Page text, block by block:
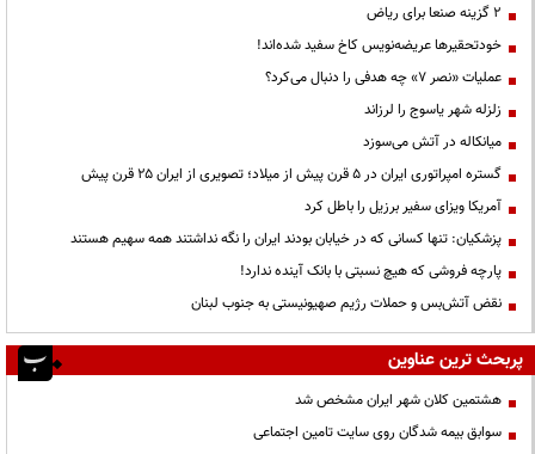
۲ گزینه صنعا برای ریاض
خودتحقیرها عریضه‌نویس کاخ سفید شده‌اند!
عملیات «نصر ۷» چه هدفی را دنبال می‌کرد؟
زلزله شهر یاسوج را لرزاند
میانکاله در آتش می‌سوزد
گستره امپراتوری ایران در ۵ قرن پیش از میلاد؛ تصویری از ایران ۲۵ قرن پیش
آمریکا ویزای سفیر برزیل را باطل کرد
پزشکیان: تنها کسانی که در خیابان بودند ایران را نگه نداشتند همه سهیم هستند
پارچه فروشی که هیچ نسبتی با بانک آینده ندارد!
نقض آتش‌بس و حملات رژیم صهیونیستی به جنوب لبنان
پربحث ترین عناوین
هشتمین کلان شهر ایران مشخص شد
سوابق بیمه شدگان روی سایت تامین اجتماعی